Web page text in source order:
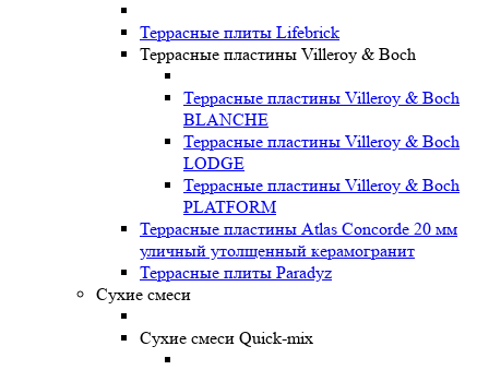
Террасные плиты Lifebrick
Террасные пластины Villeroy & Boch
Террасные пластины Villeroy & Boch
BLANCHE
Террасные пластины Villeroy & Boch
LODGE
Террасные пластины Villeroy & Boch
PLATFORM
Террасные пластины Atlas Concorde 20 мм
уличный утолщенный керамогранит
Террасные плиты Paradyz
Сухие смеси
Сухие смеси Quick-mix